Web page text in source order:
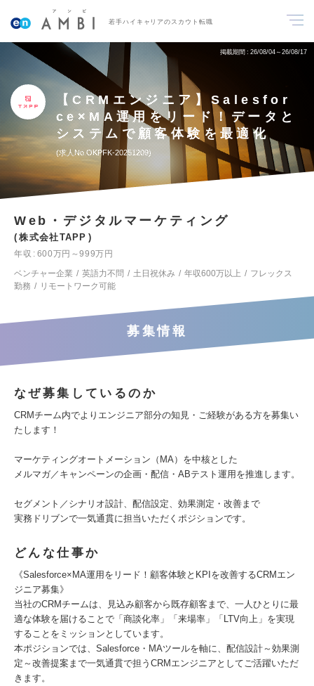
若手ハイキャリアのスカウト転職
掲載期間 26/08/04～26/08/17
【CRMエンジニア】Salesfor
ce×MA運用をリード！データと
システムで顧客体験を最適化
求人No.OKPFK-20251209
Web・デジタルマーケティング
株式会社TAPP
年収
600万円～999万円
ベンチャー企業
英語力不問 土日祝休み 年収600万以上
フレックス
勤務
リモートワーク可能
募集情報
なぜ募集しているのか
CRMチーム内でよりエンジニア部分の知見・ご経験がある方を募集い
たします！
マーケティングオートメーション（MA）を中核とした
メルマガ／キャンペーンの企画・配信・ABテスト運用を推進します。
セグメント／シナリオ設計、配信設定、効果測定・改善まで
実務ドリブンで一気通貫に担当いただくポジションです。
どんな仕事か
《Salesforce×MA運用をリード！顧客体験とKPIを改善するCRMエン
ジニア募集》
当社のCRMチームは、見込み顧客から既存顧客まで、一人ひとりに最
適な体験を届けることで「商談化率」「来場率」「LTV向上」を実現
することをミッションとしています。
本ポジションでは、Salesforce・MAツールを軸に、配信設計～効果測
定～改善提案まで一気通貫で担うCRMエンジニアとしてご活躍いただ
きます。